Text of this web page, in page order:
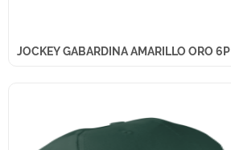
JOCKEY GABARDINA AMARILLO ORO 6P